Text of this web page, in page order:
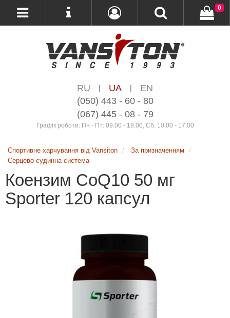
RU | UA |
EN
(050) 443 - 60 - 80
(067) 445 - 08 - 79
Графік роботи: Пн - Пт: 09.00 - 18.00, Сб: 10.00 - 17.00
0
Спортивне харчування від Vansiton
За призначенням
Серцево-судинна система
Коензим CoQ10 50 мг
Sporter 120 капсул